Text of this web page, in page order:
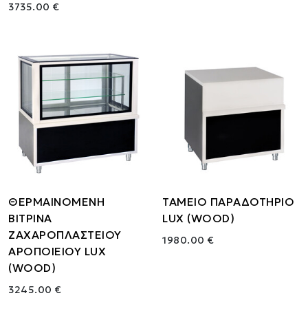
3735.00 €
ΘΕΡΜΑΙΝΟΜΕΝΗ
ΒΙΤΡΙΝΑ
ΖΑΧΑΡΟΠΛΑΣΤΕΙΟΥ
ΑΡΟΠΟΙΕΙΟΥ LUX
(WOOD)
3245.00 €
ΤΑΜΕΙΟ ΠΑΡΑΔΟΤΗΡΙΟ
LUX (WOOD)
1980.00 €